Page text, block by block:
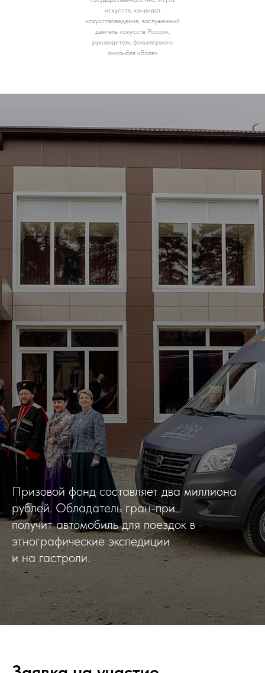
искусств, кандидат
искусствоведения, заслуженный
деятель искусств России,
руководитель фольклорного
ансамбля «Воля»
Призовой фонд составляет два миллиона
рублей. Обладатель гран-при
получит автомобиль для поездок в
этнографические экспедиции
и на гастроли.